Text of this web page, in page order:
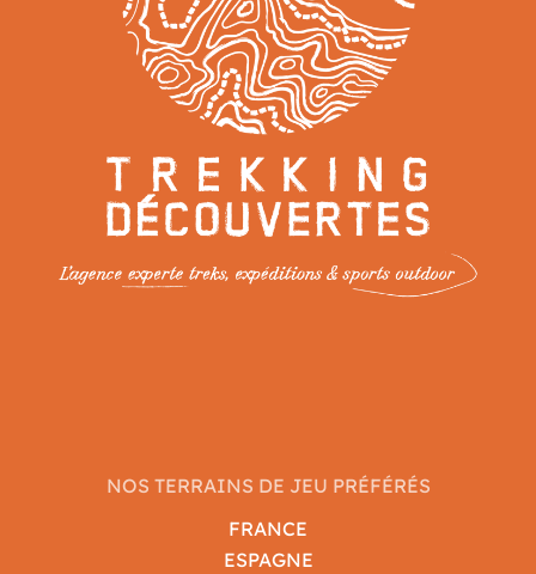
NOS TERRAINS DE JEU PRÉFÉRÉS
FRANCE
ESPAGNE